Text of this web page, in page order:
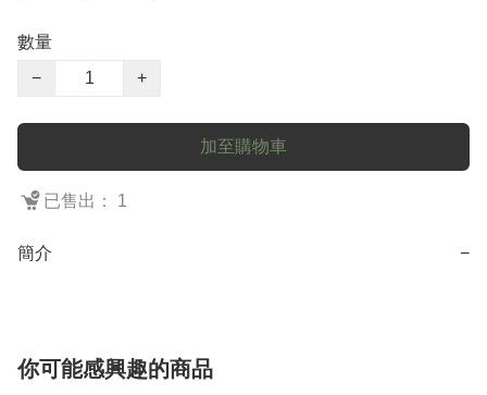
數量
−
+
加至購物車
已售出： 1
簡介 −
你可能感興趣的商品